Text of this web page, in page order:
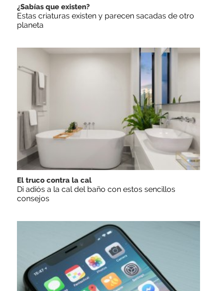
¿Sabías que existen?
Estas criaturas existen y parecen sacadas de otro
planeta
El truco contra la cal
Di adiós a la cal del baño con estos sencillos
consejos